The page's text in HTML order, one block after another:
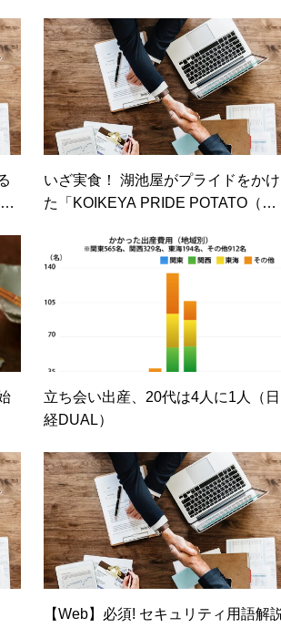
いざ実食！ 湖池屋がプライドをかけ
た「KOIKEYA PRIDE POTATO（コ
まで本気なのか？（価格コムマガジ
ン）
立ち会い出産、20代は4人に1人（日
経DUAL）
【Web】必須! セキュリティ用語解